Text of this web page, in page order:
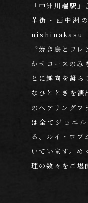
「中洲川端駅
華街・西中洲
nishinakasu（
〝焼き鳥とフ
かせコースのみ
とに趣向を凝ら
なひとときを演
のペアリングプ
は全てジョエ
る、 ルイ・ロブ
いています。 め
理の数々をご堪